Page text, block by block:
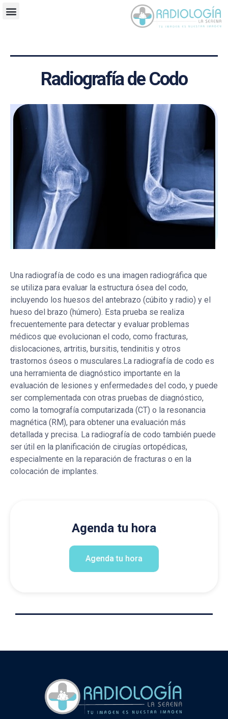
Radiografía de Codo
Una radiografía de codo es una imagen radiográfica que
se utiliza para evaluar la estructura ósea del codo,
incluyendo los huesos del antebrazo (cúbito y radio) y el
hueso del brazo (húmero). Esta prueba se realiza
frecuentemente para detectar y evaluar problemas
médicos que evolucionan el codo, como fracturas,
dislocaciones, artritis, bursitis, tendinitis y otros
trastornos óseos o musculares.La radiografía de codo es
una herramienta de diagnóstico importante en la
evaluación de lesiones y enfermedades del codo, y puede
ser complementada con otras pruebas de diagnóstico,
como la tomografía computarizada (CT) o la resonancia
magnética (RM), para obtener una evaluación más
detallada y precisa. La radiografía de codo también puede
ser útil en la planificación de cirugías ortopédicas,
especialmente en la reparación de fracturas o en la
colocación de implantes.
Agenda tu hora
Agenda tu hora